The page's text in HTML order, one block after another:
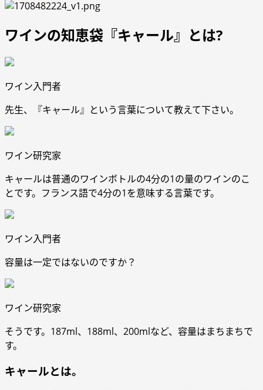
ワインの知恵袋『キャール』とは?
ワイン入門者
先生、『キャール』という言葉について教えて下さい。
ワイン研究家
キャールは普通のワインボトルの4分の1の量のワインのこ
とです。フランス語で4分の1を意味する言葉です。
ワイン入門者
容量は一定ではないのですか？
ワイン研究家
そうです。187ml、188ml、200mlなど、容量はまちまちで
す。
キャールとは。